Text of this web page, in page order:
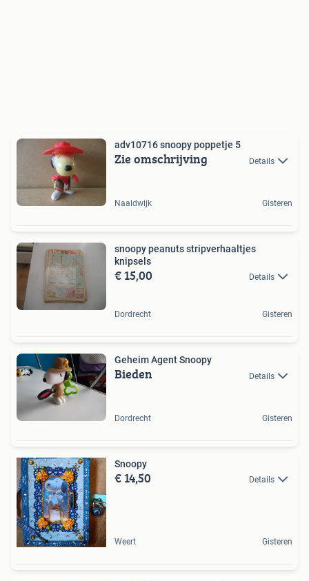
adv10716 snoopy poppetje 5
Zie omschrijving Details
Naaldwijk Gisteren
snoopy peanuts stripverhaaltjes
knipsels
€ 15,00 Details
Dordrecht Gisteren
Geheim Agent Snoopy
Bieden Details
Dordrecht Gisteren
Snoopy
€ 14,50 Details
Weert Gisteren